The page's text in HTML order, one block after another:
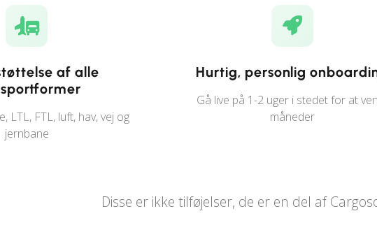
af alle
LTL, FTL, luft, hav, vej og
jernbane
Hurtig, personlig
Gå live på 1-2 uger i stedet for at
måneder
Disse er ikke tilføjelser, de er en del af